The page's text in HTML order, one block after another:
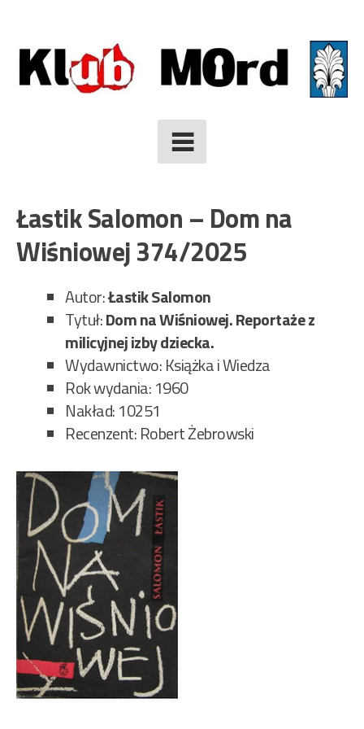
to
content
Łastik Salomon – Dom na
Wiśniowej 374/2025
Autor:Łastik Salomon
Tytuł:Dom na Wiśniowej. Reportaże z
milicyjnej izby dziecka.
Wydawnictwo: Książka i Wiedza
Rok wydania: 1960
Nakład: 10251
Recenzent: Robert Żebrowski